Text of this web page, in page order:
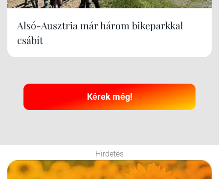
Alsó-Ausztria már három bikeparkkal
csábít
Kérek még!
Hirdetés